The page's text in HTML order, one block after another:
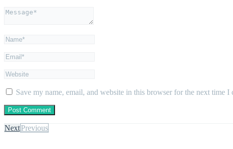
Save my name, email, and website in this browser for the next time I
NextPrevious